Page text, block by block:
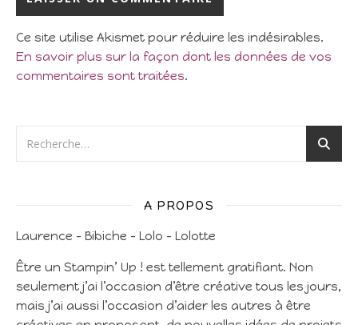
Ce site utilise Akismet pour réduire les indésirables.
En savoir plus sur la façon dont les données de vos
commentaires sont traitées.
A PROPOS
Laurence – Bibiche – Lolo – Lolotte
Être un Stampin’ Up ! est tellement gratifiant. Non
seulement j’ai l’occasion d’être créative tous les jours,
mais j’ai aussi l’occasion d’aider les autres à être